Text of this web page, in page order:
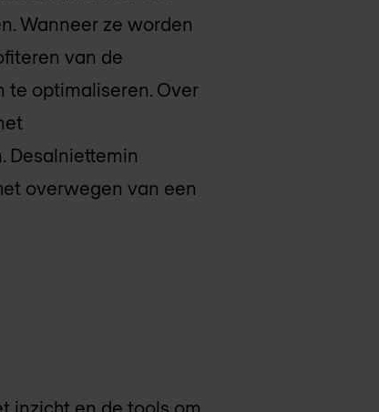
Wanneer ze worden
van de
te optimaliseren. Over
Desalniettemin
overwegen van een
inzicht en de tools om